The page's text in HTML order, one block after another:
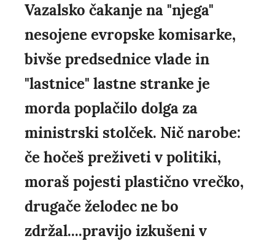
Vazalsko čakanje na "njega"
nesojene evropske komisarke,
bivše predsednice vlade in
"lastnice" lastne stranke je
morda poplačilo dolga za
ministrski stolček. Nič narobe:
če hočeš preživeti v politiki,
moraš pojesti plastično vrečko,
drugače želodec ne bo
zdržal....pravijo izkušeni v